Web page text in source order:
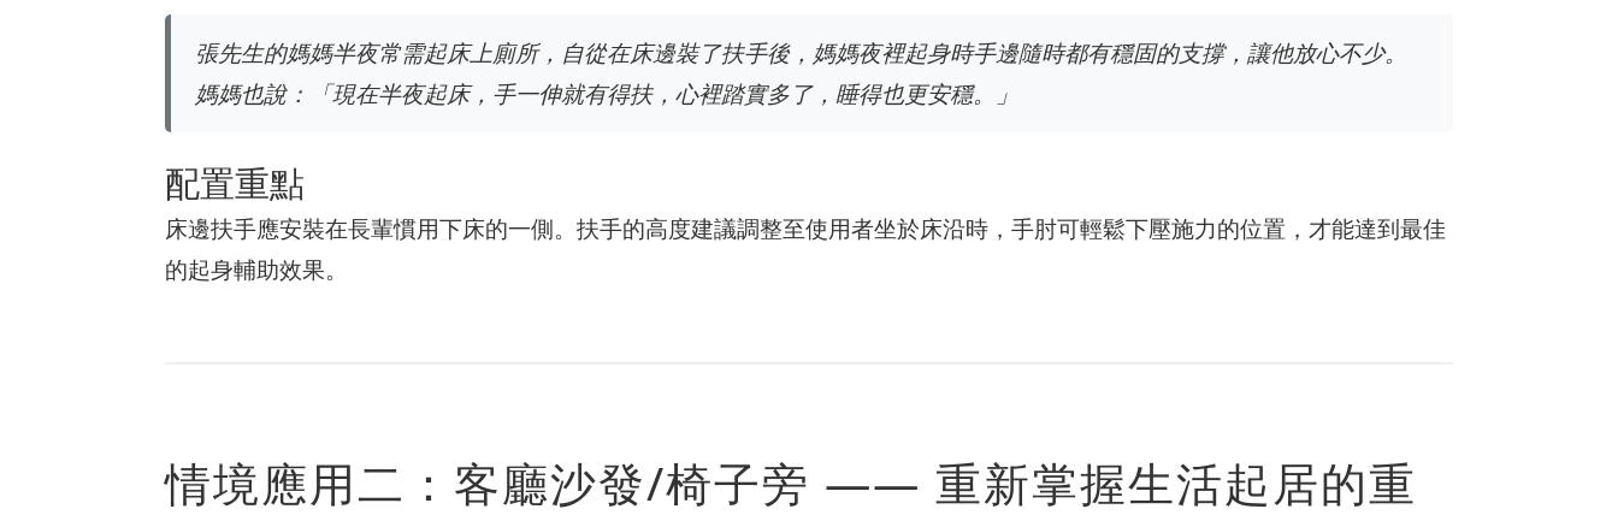
張先生的媽媽半夜常需起床上廁所，自從在床邊裝了扶手後，媽媽夜裡起身時手邊隨時都有穩固的支撐，讓他放心不少。
媽媽也說：「現在半夜起床，手一伸就有得扶，心裡踏實多了，睡得也更安穩。」
配置重點
床邊扶手應安裝在長輩慣用下床的一側。扶手的高度建議調整至使用者坐於床沿時，手肘可輕鬆下壓施力的位置，才能達到最佳
的起身輔助效果。
情境應用二：客廳沙發/椅子旁 —— 重新掌握生活起居的重